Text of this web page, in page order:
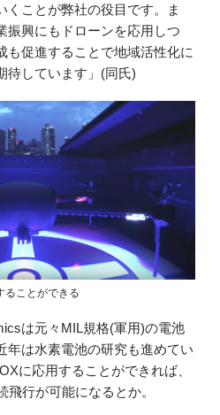
くことが弊社の役目です。ま
振興にもドローンを応用しつ
も促進することで地域活性化に
待しています」(同氏)
ることができる
は元々MIL規格(軍用)の電池
年は水素電池の研究も進めてい
に応用することができれば、
行が可能になるとか。